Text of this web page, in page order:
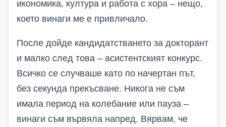
икономика, култура и работа с хора – нещо,
което винаги ме е привличало.
После дойде кандидатстването за докторант
и малко след това – асистентският конкурс.
Всичко се случваше като по начертан път,
без секунда прекъсване. Никога не съм
имала период на колебание или пауза –
винаги съм вървяла напред. Вярвам, че